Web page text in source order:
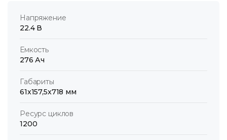
Напряжение
22.4 В
Емкость
276 Ач
Габариты
61x157,5x718 мм
Ресурс циклов
1200